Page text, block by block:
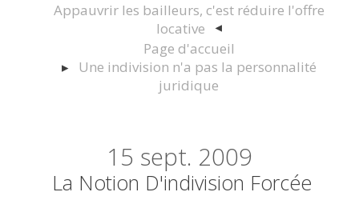
Appauvrir les bailleurs, c'est réduire l'offre
locative
Page d'accueil
Une indivision n'a pas la personnalité
juridique
15 sept. 2009
La Notion D'indivision Forcée